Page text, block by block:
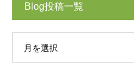
Blog投稿一覧
月を選択